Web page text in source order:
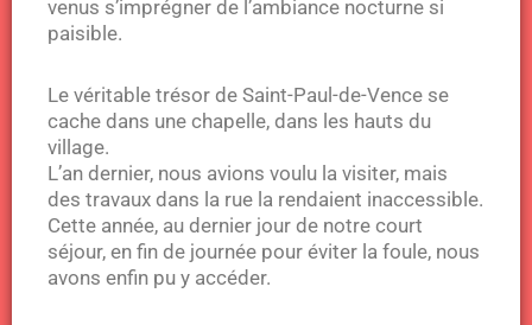
venus s’imprégner de l’ambiance nocturne si
paisible.
Le véritable trésor de Saint-Paul-de-Vence se
cache dans une chapelle, dans les hauts du
village.
L’an dernier, nous avions voulu la visiter, mais
des travaux dans la rue la rendaient inaccessible.
Cette année, au dernier jour de notre court
séjour, en fin de journée pour éviter la foule, nous
avons enfin pu y accéder.